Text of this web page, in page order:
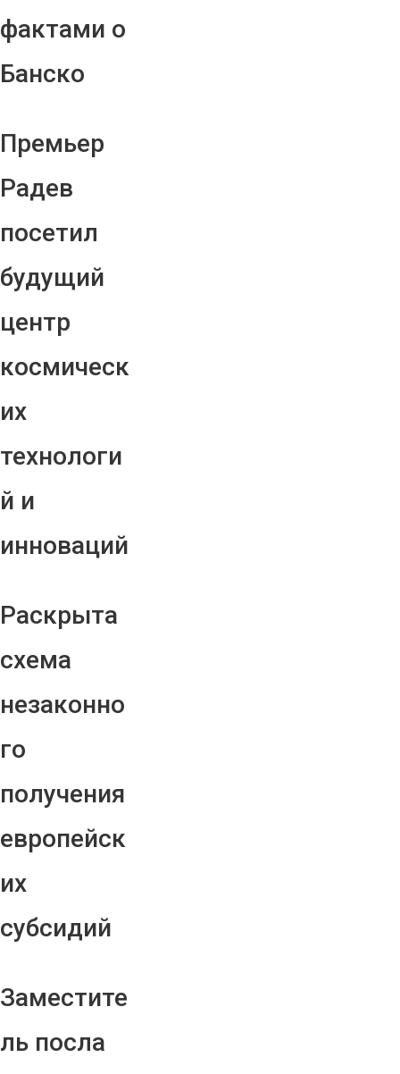
фактами о
Банско
Премьер
Радев
посетил
будущий
центр
космическ
их
технологи
й и
инноваций
Раскрыта
схема
незаконно
го
получения
европейск
их
субсидий
Заместите
ль посла